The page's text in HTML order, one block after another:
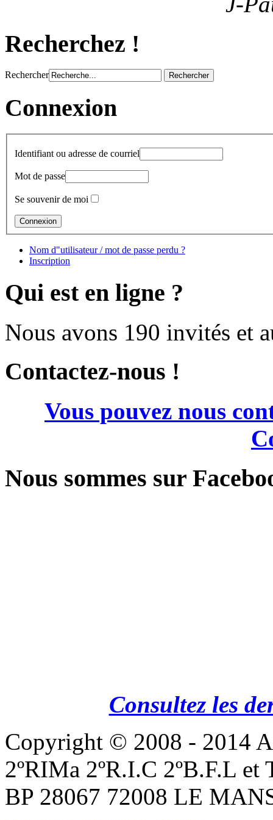
Recherchez !
Rechercher
Connexion
Identifiant ou adresse de courriel
Mot de passe
Se souvenir de moi
Nom d"utilisateur / mot de passe perdu ?
Inscription
Qui est en ligne ?
Nous avons 190 invités et
Contactez-nous !
Vous pouvez nous
Nous sommes sur
Consultez les
Copyright © 2008 - 2014
2ºRIMa 2ºR.I.C 2ºB.F.L
BP 28067 72008 LE